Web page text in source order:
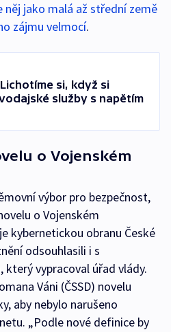
něj jako malá až střední země
zájmu velmocí.
si, když si
služby s napětím
o Vojenském
výbor pro bezpečnost,
o Vojenském
kybernetickou obranu České
odsouhlasili i s
který vypracoval úřad vlády.
Váni (ČSSD) novelu
aby nebylo narušeno
„Podle nové definice by